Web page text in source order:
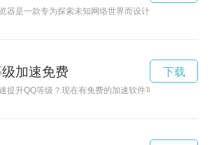
器是一款专为探索未知网络世界而设计的浏览器，能
加速免费
提升QQ等级？现在有免费的加速软件可以帮助你快速
下载